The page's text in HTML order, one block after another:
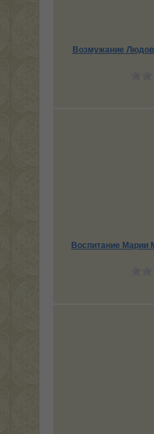
Возмужание
Воспитание Марии